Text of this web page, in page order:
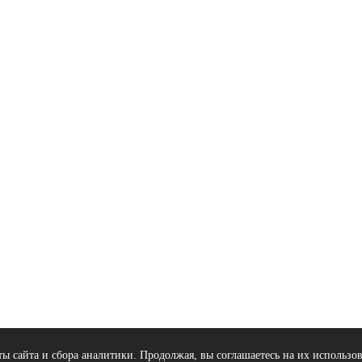
и сбора аналитики. Продолжая, вы соглашаетесь на их